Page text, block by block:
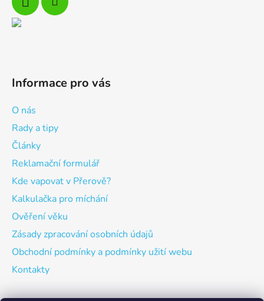
Informace pro vás
O nás
Rady a tipy
Články
Reklamační formulář
Kde vapovat v Přerově?
Kalkulačka pro míchání
Ověření věku
Zásady zpracování osobních údajů
Obchodní podmínky a podmínky užití webu
Kontakty